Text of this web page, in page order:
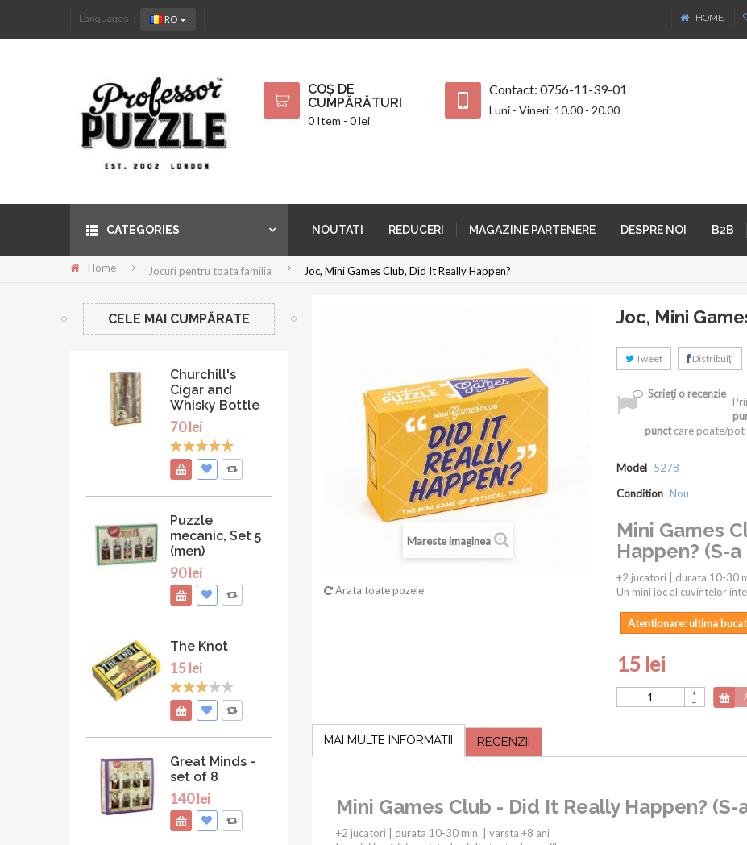
HOME
Languages : RO
COȘ DE
CUMPĂRĂTURI
0 Item - 0 lei
Contact: 0756-11-39-01
Luni - Vineri: 10.00 - 20.00
CATEGORIES NOUTATI REDUCERI MAGAZINE PARTENERE DESPRE NOI B2B
Home Jocuri pentru toata familia Joc, Mini Games Club, Did It Really Happen?
CELE MAI CUMPĂRATE
Churchill's
Cigar and
Whisky Bottle
70 lei
Puzzle
mecanic, Set 5
(men)
90 lei
The Knot
15 lei
Great Minds -
set of 8
140 lei
Mareste imaginea
Arata toate pozele
Joc, Mini
Tweet Distribuiţi
Scrieţi o recenzie
punctcare poate/pot
Model 5278
Condition Nou
Mini Games
Happen? (S-
+2 jucatori | durata 10-30
Un mini joc al cuvintelor
Atentionare: ultima
15 lei
MAI MULTE INFORMATII RECENZII
Mini Games Club - Did It Really Happen?
+2 jucatori | durata 10-30 min. | varsta +8 ani